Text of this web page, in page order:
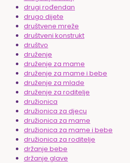
drugi rođendan
drugo dijete
društvene mreže
društveni konstrukt
društvo
druženje
druženje za mame
druženje za mame i bebe
druženje za mlade
druženje za roditelje
družionica
družionica za djecu
družionica za mame
družionica za mame i bebe
družionica za roditelje
držanje bebe
držanje glave